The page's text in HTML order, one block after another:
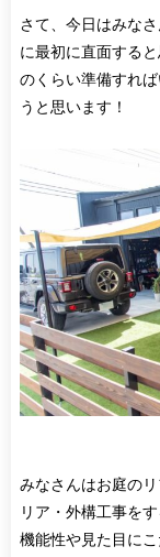
さて、今日はみな
に最初に直面する
のくらい準備すれ
うと思います！
みなさんはお庭の
リア・外構工事を
機能性や見た目に